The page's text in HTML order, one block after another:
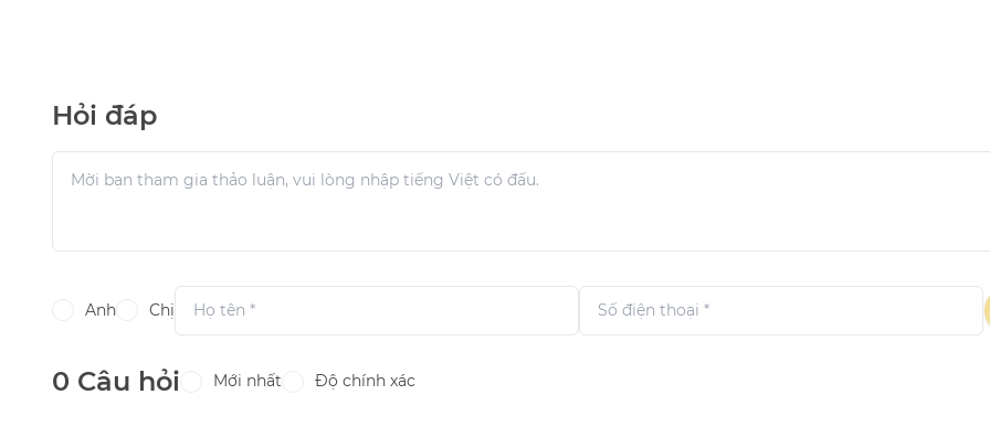
Hỏi đáp
Anh Chị
0 Câu hỏi Mới nhất Độ chính xác